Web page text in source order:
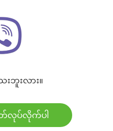
းဘူးလား။
တ်လုပ်လိုက်ပါ